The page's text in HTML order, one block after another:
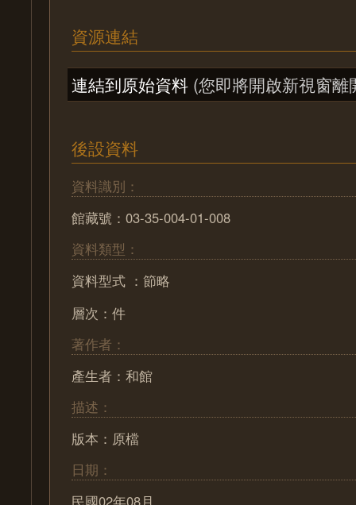
資源連結
連結到原始資料 (您即將開啟新視窗離
後設資料
資料識別：
館藏號：03-35-004-01-008
資料類型：
資料型式 ：節略
層次：件
著作者：
產生者：和館
描述：
版本：原檔
日期：
民國02年08月